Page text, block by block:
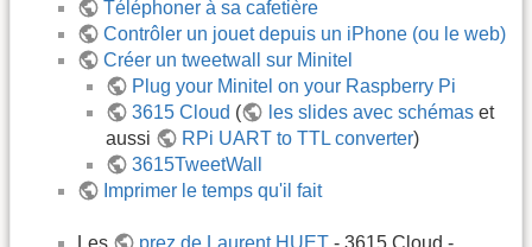
Téléphoner à sa cafetière
Contrôler un jouet depuis un iPhone (ou le web)
Créer un tweetwall sur Minitel
Plug your Minitel on your Raspberry Pi
3615 Cloud ( les slides avec schémaset
aussi
RPi UART to TTL converter)
3615TweetWall
Imprimer le temps qu'il fait